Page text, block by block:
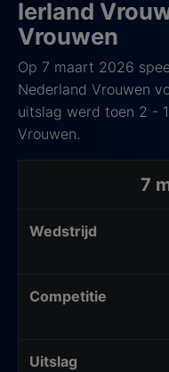
Ierland
Vrouwen
Op 7 maart 2026
Nederland Vrouwen
uitslag werd toen 2 -
Vrouwen.
7
Wedstrijd
Competitie
Uitslag